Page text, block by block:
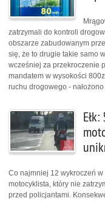
zatrzymali do kontroli
obszarze zabudowanym
się, że to drugie takie samo
wcześniej za przekroczenie
mandatem w wysokości
ruchu drogowego -
Co najmniej 12 wykroczeń w
motocyklista, który nie
przed policjantami.